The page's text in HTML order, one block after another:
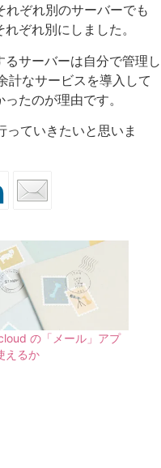
ぞれ別のサーバーでも
ぞれ別にしました。
サーバーは自分で管理し
計なサービスを導入して
たのが理由です。
ていきたいと思いま
の「メール」アプ
えるか